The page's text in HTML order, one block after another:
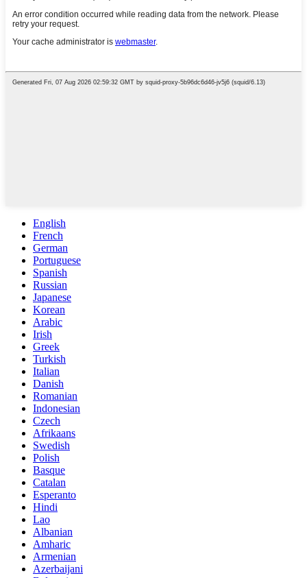
English
French
German
Portuguese
Spanish
Russian
Japanese
Korean
Arabic
Irish
Greek
Turkish
Italian
Danish
Romanian
Indonesian
Czech
Afrikaans
Swedish
Polish
Basque
Catalan
Esperanto
Hindi
Lao
Albanian
Amharic
Armenian
Azerbaijani